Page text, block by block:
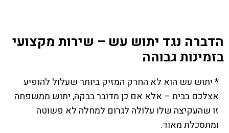
הדברה נגד יתוש עש – שירות מקצועי
בזמינות גבוהה
* יתוש עש הוא לא החרק המזיק ביותר שעלול להופיע
אצלכם בבית – אלא אם כן מדובר בבקה, יתוש ממשפחה
זו שהעקיצה שלו עלולה לגרום למחלה לא פשוטה
ומתסכלת מאוד.